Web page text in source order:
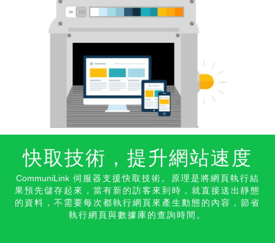
快取技術，提升網站速 度
CommuniLink伺服器支援快取技術。原理是將網頁執行結
果預先儲存起來，當有新的訪客來到時，就直接送出靜態
的資料，不需要每次都執行網頁來產生動態的內容，節省
執行網頁與數據庫的查詢時間。